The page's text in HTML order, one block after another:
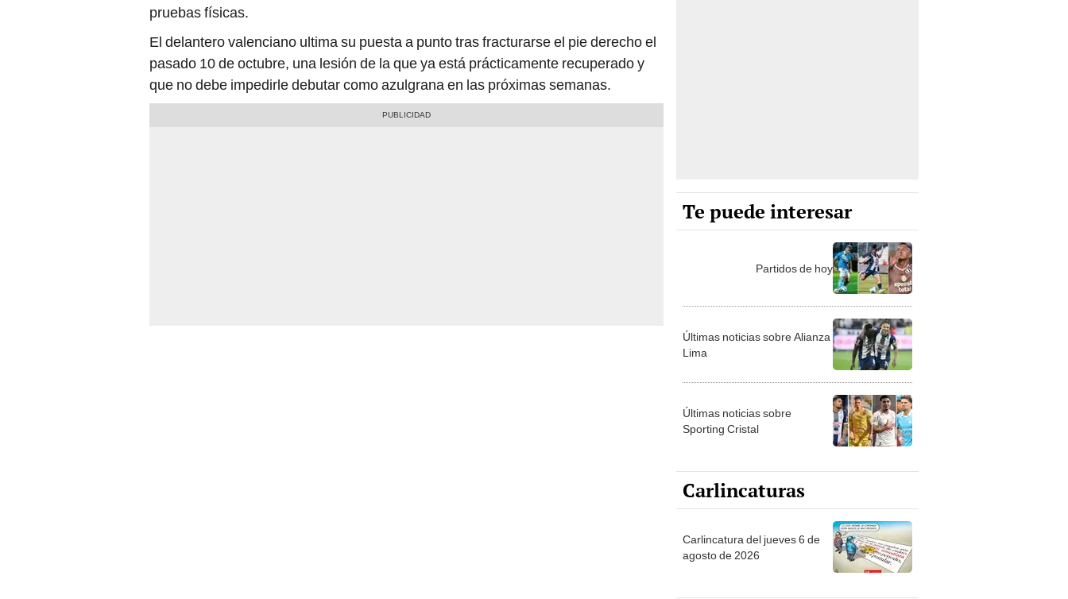
pruebas físicas.
El delantero valenciano ultima su puesta a punto tras fracturarse el pie derecho el
pasado 10 de octubre, una lesión de la que ya está prácticamente recuperado y
que no debe impedirle debutar como azulgrana en las próximas semanas.
Te puede interesar
Partidos de hoy
Últimas noticias sobre Alianza
Lima
Últimas noticias sobre
Sporting Cristal
Carlincaturas
Carlincatura del jueves 6 de
agosto de 2026